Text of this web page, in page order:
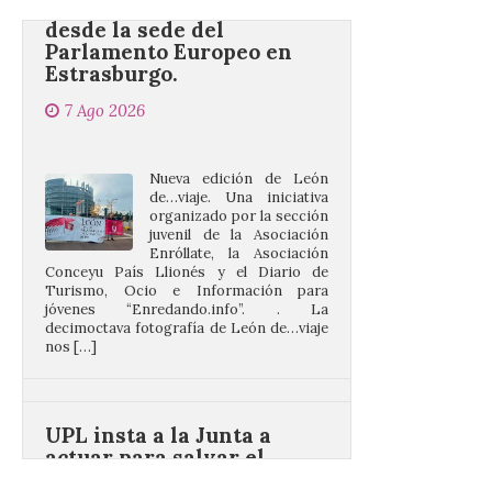
Estrasburgo.
7 Ago 2026
juvenil de la Asociación
Enróllate, la Asociación
Conceyu País Llionés y el Diario de
Turismo, Ocio e Información para
jóvenes “Enredando.info”. . La
decimoctava fotografía de León de…viaje
nos […]
castillo del Asmesnal, un
BIC en estado de ruina